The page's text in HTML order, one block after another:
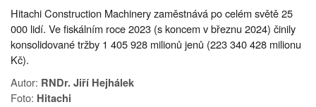
Hitachi Construction Machinery zaměstnává po celém světě 25
000 lidí. Ve fiskálním roce 2023 (s koncem v březnu 2024) činily
konsolidované tržby 1 405 928 milionů jenů (223 340 428 milionu
Kč).
Autor: RNDr. Jiří Hejhálek
Foto: Hitachi